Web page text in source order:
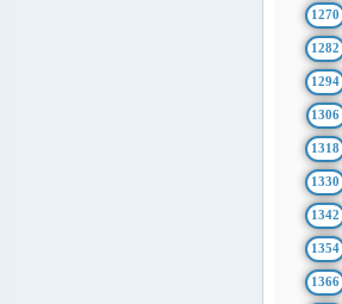
1270
1282
1294
1306
1318
1330
1342
1354
1366